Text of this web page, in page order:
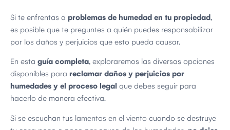
Si te enfrentas a problemas de humedad en tu propiedad,
es posible que te preguntes a quién puedes responsabilizar
por los daños y perjuicios que esto pueda causar.
En esta guía completa, exploraremos las diversas opciones
disponibles para reclamar daños y perjuicios por
humedades y el proceso legal que debes seguir para
hacerlo de manera efectiva.
Si se escuchan tus lamentos en el viento cuando se destruye